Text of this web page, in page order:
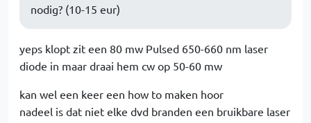
nodig? (10-15 eur)
yeps klopt zit een 80 mw Pulsed 650-660 nm laser
diode in maar draai hem cw op 50-60 mw
kan wel een keer een how to maken hoor
nadeel is dat niet elke dvd branden een bruikbare laser